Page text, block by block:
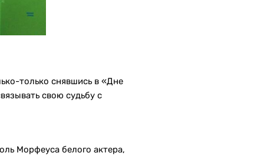
только снявшись в «Дне
свою судьбу с
Морфеуса белого актера,